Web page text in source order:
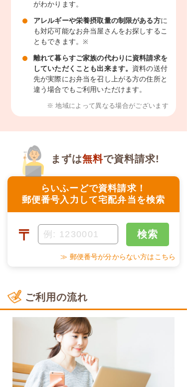
がわかります。
アレルギーや栄養摂取量の制限がある方に
も対応可能なお弁当屋さんをお探しするこ
ともできます。※
離れて暮らすご家族の代わりに資料請求を
していただくことも出来ます。 資料の送付
先が実際にお弁当を召し上がる方の住所と
違う場合でもご利用いただけます。
※ 地域によって異なる場合がございます
らいふーどで資料請求！
郵便番号入力して宅配弁当を検索
まずは無料で資料請求!
〒 検索
≫ 郵便番号が分からない方はこちら
ご利用の流れ